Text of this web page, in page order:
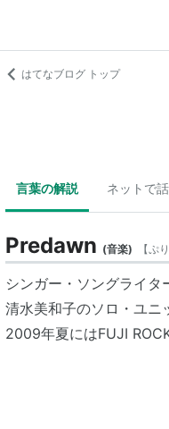
はてなブログ トップ
言葉の解説 ネットで
Predawn (音楽) 【ぷ
シンガー・ソングライタ
清水美和子のソロ・ユニ
2009年夏にはFUJI